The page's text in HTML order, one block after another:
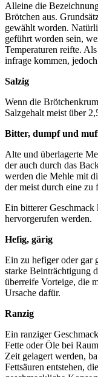
Alleine die
Brötchen aus.
gewählt worden.
geführt worden sein,
Temperaturen reifte.
infrage kommen,
Salzig
Wenn die
Salzgehalt meist über
Bitter, dumpf und
Alte und überlagerte
der auch durch das
werden die Mehle mit
der meist durch eine
Ein bitterer Geschmack
hervorgerufen werden.
Hefig, gärig
Ein zu hefiger oder gar
starke Beinträchtigung
überreife Vorteige, die
Ursache dafür.
Ranzig
Ein ranziger
Fette oder Öle bei
Zeit gelagert werden,
Fettsäuren entstehen,